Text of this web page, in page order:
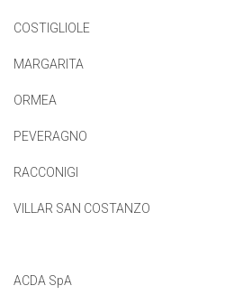
COSTIGLIOLE
MARGARITA
ORMEA
PEVERAGNO
RACCONIGI
VILLAR SAN COSTANZO
ACDA SpA